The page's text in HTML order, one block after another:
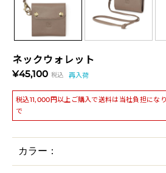
ネックウォレット
¥45,100 税込 再入荷
税込11,000円以上ご購入で送料は当社負担にな
で
カラー：